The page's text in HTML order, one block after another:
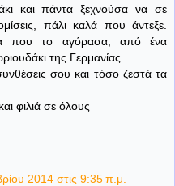
και πάντα ξεχνούσα να σε
πάλι καλά που άντεξε.
που το αγόρασα, από ένα
της Γερμανίας.
σου και τόσο ζεστά τα
φιλιά σε όλους
2014 στις 9:35 π.μ.